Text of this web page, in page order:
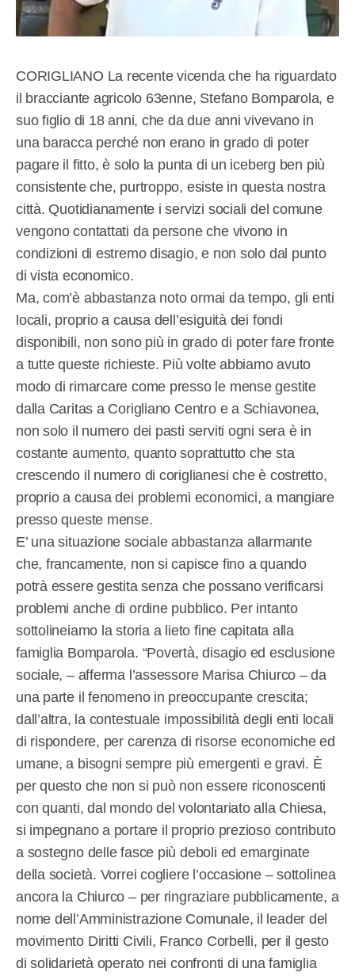
CORIGLIANO La recente vicenda che ha riguardato
il bracciante agricolo 63enne, Stefano Bomparola, e
suo figlio di 18 anni, che da due anni vivevano in
una baracca perché non erano in grado di poter
pagare il fitto, è solo la punta di un iceberg ben più
consistente che, purtroppo, esiste in questa nostra
città. Quotidianamente i servizi sociali del comune
vengono contattati da persone che vivono in
condizioni di estremo disagio, e non solo dal punto
di vista economico.
Ma, com’è abbastanza noto ormai da tempo, gli enti
locali, proprio a causa dell’esiguità dei fondi
disponibili, non sono più in grado di poter fare fronte
a tutte queste richieste. Più volte abbiamo avuto
modo di rimarcare come presso le mense gestite
dalla Caritas a Corigliano Centro e a Schiavonea,
non solo il numero dei pasti serviti ogni sera è in
costante aumento, quanto soprattutto che sta
crescendo il numero di coriglianesi che è costretto,
proprio a causa dei problemi economici, a mangiare
presso queste mense.
E’ una situazione sociale abbastanza allarmante
che, francamente, non si capisce fino a quando
potrà essere gestita senza che possano verificarsi
problemi anche di ordine pubblico. Per intanto
sottolineiamo la storia a lieto fine capitata alla
famiglia Bomparola. “Povertà, disagio ed esclusione
sociale, – afferma l’assessore Marisa Chiurco – da
una parte il fenomeno in preoccupante crescita;
dall’altra, la contestuale impossibilità degli enti locali
di rispondere, per carenza di risorse economiche ed
umane, a bisogni sempre più emergenti e gravi. È
per questo che non si può non essere riconoscenti
con quanti, dal mondo del volontariato alla Chiesa,
si impegnano a portare il proprio prezioso contributo
a sostegno delle fasce più deboli ed emarginate
della società. Vorrei cogliere l’occasione – sottolinea
ancora la Chiurco – per ringraziare pubblicamente, a
nome dell’Amministrazione Comunale, il leader del
movimento Diritti Civili, Franco Corbelli, per il gesto
di solidarietà operato nei confronti di una famiglia